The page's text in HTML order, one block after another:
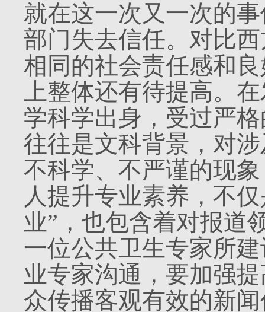
就在这一次又一次的
部门失去信任。对比
相同的社会责任感和
上整体还有待提高。
学科学出身，受过严
往往是文科背景，对
不科学、不严谨的现
人提升专业素养，不
业”，也包含着对报道
一位公共卫生专家所
业专家沟通，要加强
众传播客观有效的新